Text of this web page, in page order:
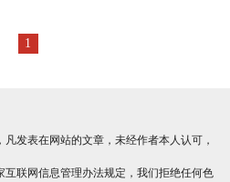
1
发表在网站的文章，未经作者本人认可，
联网信息管理办法规定，我们拒绝任何色